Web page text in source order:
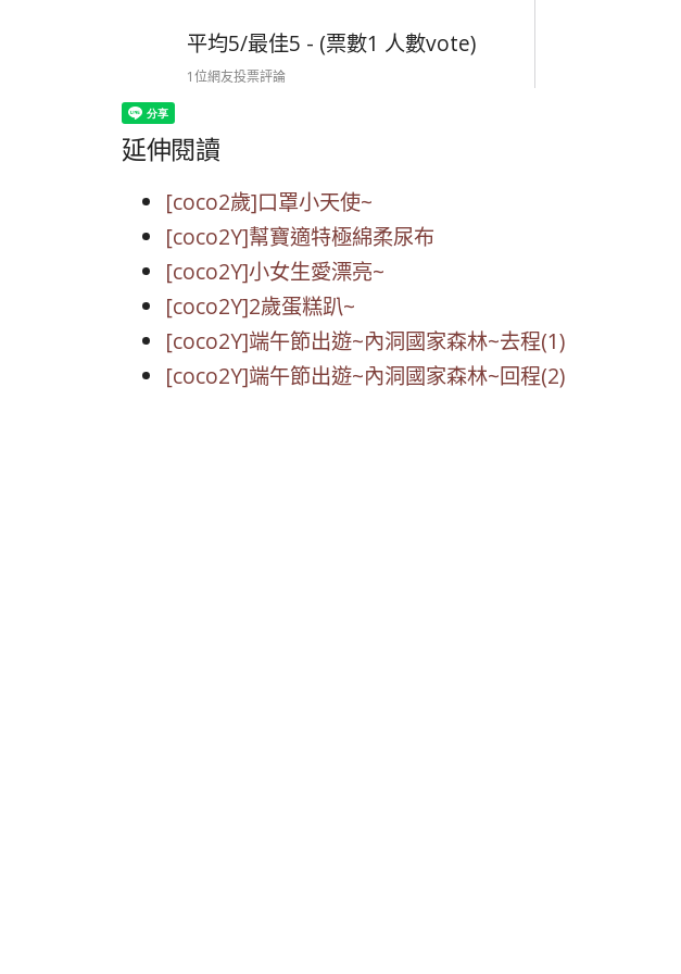
平均5/最佳5 - (票數1 人數vote)
1位網友投票評論
延伸閱讀
[coco2歲]口罩小天使~
[coco2Y]幫寶適特極綿柔尿布
[coco2Y]小女生愛漂亮~
[coco2Y]2歲蛋糕趴~
[coco2Y]端午節出遊~內洞國家森林~去程(1)
[coco2Y]端午節出遊~內洞國家森林~回程(2)